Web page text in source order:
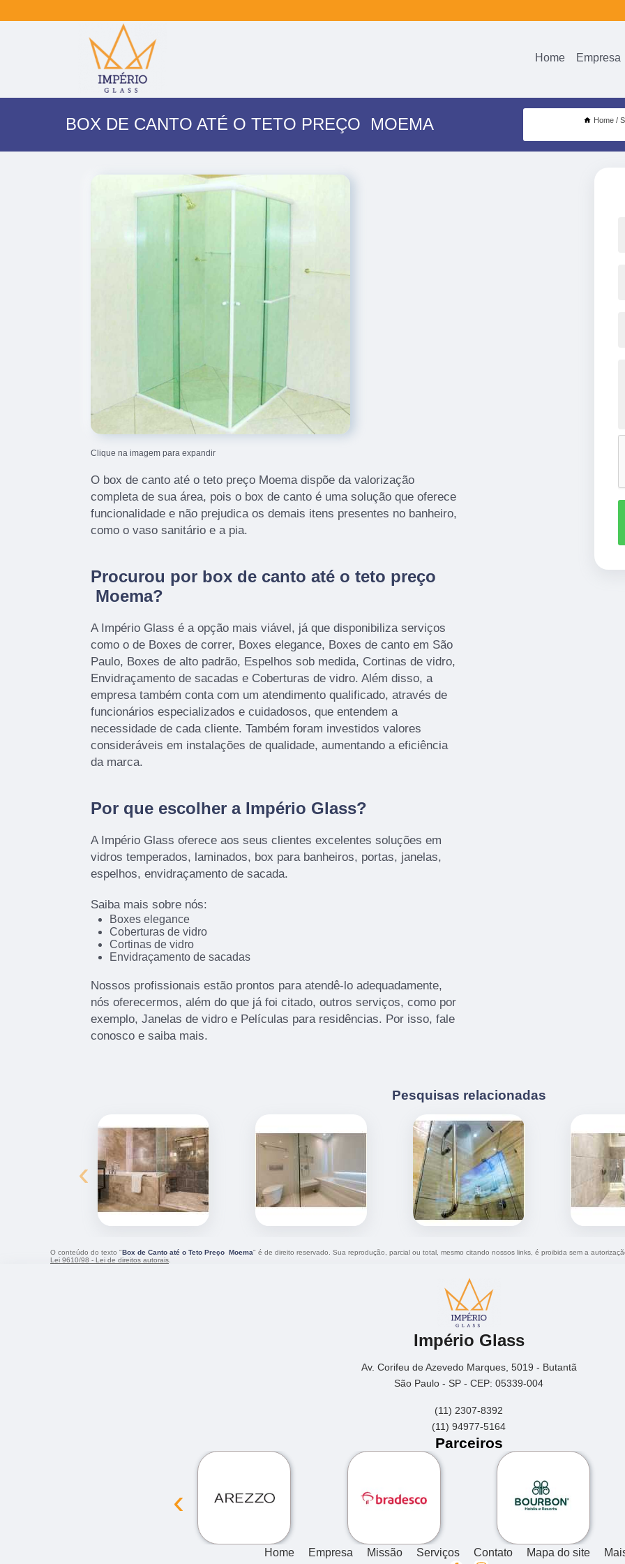
Home Empresa
BOX DE CANTO ATÉ O TETO PREÇO MOEMA Home
Clique na imagem para expandir
O box de canto até o teto preço Moema dispõe da valorização
completa de sua área, pois o box de canto é uma solução que oferece
funcionalidade e não prejudica os demais itens presentes no banheiro,
como o vaso sanitário e a pia.
Procurou por box de canto até o teto preço
Moema?
A Império Glass é a opção mais viável, já que disponibiliza serviços
como o de Boxes de correr, Boxes elegance, Boxes de canto em São
Paulo, Boxes de alto padrão, Espelhos sob medida, Cortinas de vidro,
Envidraçamento de sacadas e Coberturas de vidro. Além disso, a
empresa também conta com um atendimento qualificado, através de
funcionários especializados e cuidadosos, que entendem a
necessidade de cada cliente. Também foram investidos valores
consideráveis em instalações de qualidade, aumentando a eficiência
da marca.
Por que escolher a Império Glass?
A Império Glass oferece aos seus clientes excelentes soluções em
vidros temperados, laminados, box para banheiros, portas, janelas,
espelhos, envidraçamento de sacada.
Saiba mais sobre nós:
Boxes elegance
Coberturas de vidro
Cortinas de vidro
Envidraçamento de sacadas
Nossos profissionais estão prontos para atendê-lo adequadamente,
nós oferecermos, além do que já foi citado, outros serviços, como por
exemplo, Janelas de vidro e Películas para residências. Por isso, fale
conosco e saiba mais.
Pesquisas relacionadas
‹
O conteúdo do texto "Box de Canto até o Teto Preço Moema" é de direito reservado. Sua reprodução, parcial ou total, mesmo citando nossos links, é proibida sem a
Lei 9610/98 - Lei de direitos autorais
Império Glass
Av. Corifeu de Azevedo Marques, 5019 - Butantã
São Paulo - SP - CEP: 05339-004
(11) 2307-8392
(11) 94977-5164
Parceiros
‹
Home Empresa Missão Serviços Contato Mapa do site